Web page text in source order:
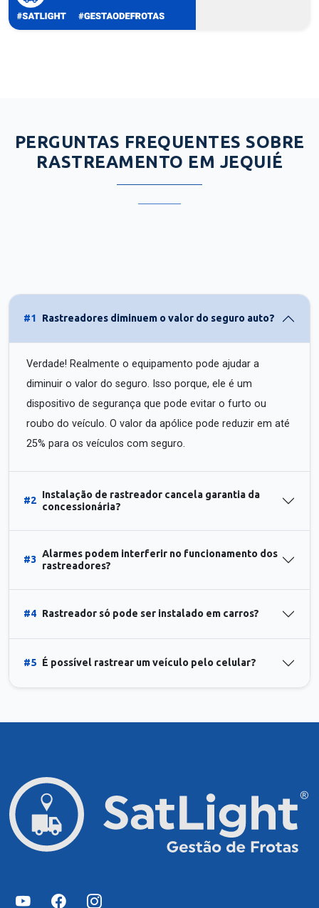
PERGUNTAS FREQUENTES SOBRE
RASTREAMENTO EM JEQUIÉ
#1 Rastreadores diminuem o valor do seguro auto?
Verdade! Realmente o equipamento pode ajudar a
diminuir o valor do seguro. Isso porque, ele é um
dispositivo de segurança que pode evitar o furto ou
roubo do veículo. O valor da apólice pode reduzir em até
25% para os veículos com seguro.
#2
Instalação de rastreador cancela garantia da
concessionária?
#3
Alarmes podem interferir no funcionamento dos
rastreadores?
#4 Rastreador só pode ser instalado em carros?
#5 É possível rastrear um veículo pelo celular?